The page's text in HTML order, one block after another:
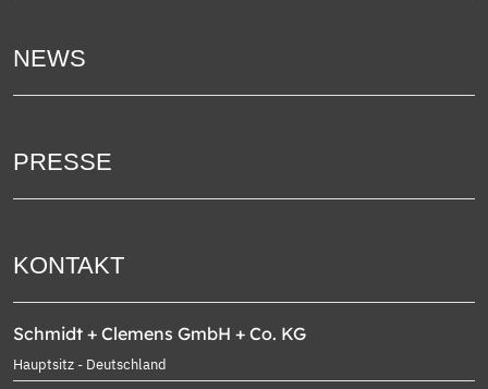
NEWS
PRESSE
KONTAKT
Schmidt + Clemens GmbH + Co. KG
Hauptsitz - Deutschland